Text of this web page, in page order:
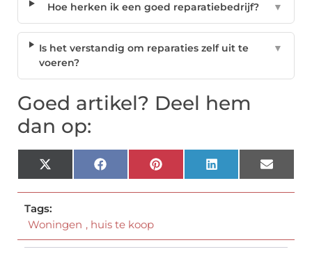
Hoe herken ik een goed reparatiebedrijf? ▼
Is het verstandig om reparaties zelf uit te
voeren?
▼
Goed artikel? Deel hem
dan op:
X
(Twitter)
Facebook Pinterest LinkedIn Email
Tags:
Woningen , huis te koop